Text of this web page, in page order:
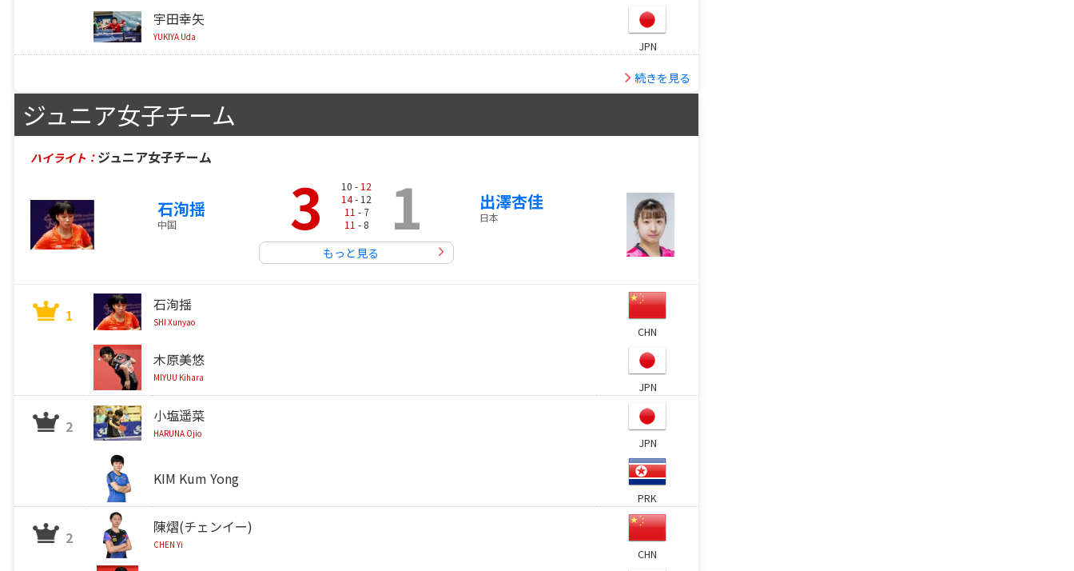
宇田幸矢
YUKIYA Uda
JPN
続きを見る
ジュニア女子チーム
ハイライト： ジュニア女子チーム
石洵揺
中国 3 10 - 12
14- 12
11 - 7
11 - 8 1
もっと見る
出澤杏佳
日本
1
石洵揺
SHI Xunyao
CHN
木原美悠
MIYUU Kihara
JPN
2
小塩遥菜
HARUNA Ojio
JPN
KIM Kum Yong
PRK
2
陳熠(チェンイー)
CHEN Yi
CHN